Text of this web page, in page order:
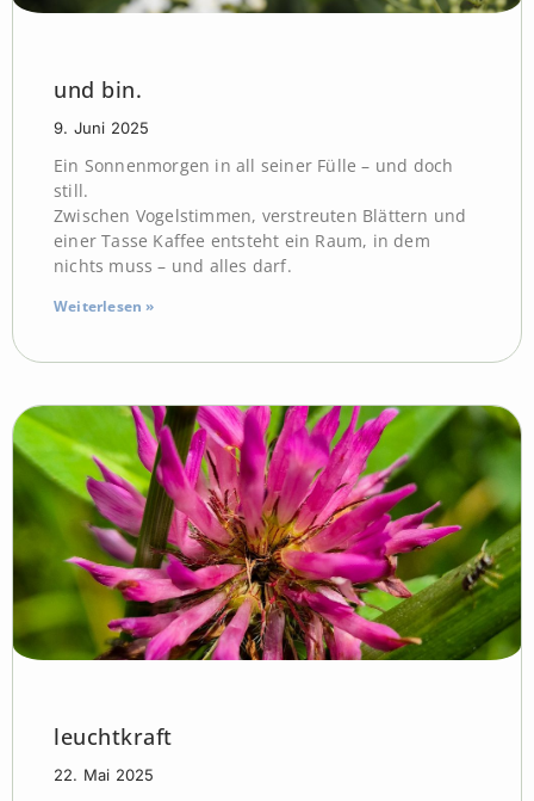
und bin.
9. Juni 2025
Ein Sonnenmorgen in all seiner Fülle – und doch
still.
Zwischen Vogelstimmen, verstreuten Blättern und
einer Tasse Kaffee entsteht ein Raum, in dem
nichts muss – und alles darf.
Weiterlesen »
leuchtkraft
22. Mai 2025